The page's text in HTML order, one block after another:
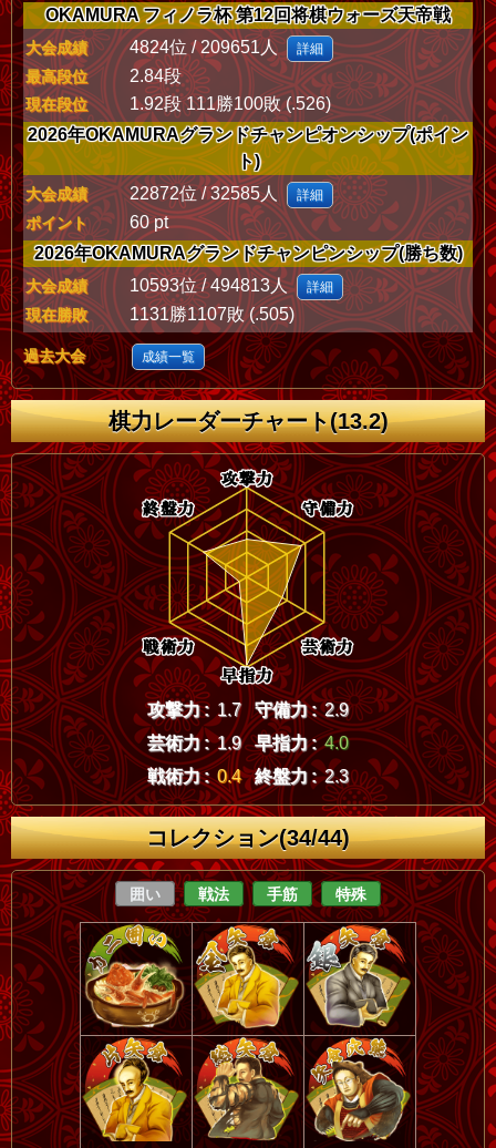
OKAMURA フィノラ杯 第12回将棋ウォーズ天帝戦
大会成績 4824位 / 209651人 詳細
最高段位 2.84段
現在段位
1.92段 111勝100敗 (.526)
2026年OKAMURAグランドチャンピオンシップ(ポイン
ト)
大会成績 22872位 / 32585人 詳細
ポイント
60 pt
2026年OKAMURAグランドチャンピンシップ(勝ち数)
大会成績 10593位 / 494813人 詳細
現在勝敗 1131勝1107敗 (.505)
過去大会 成績一覧
棋力レーダーチャート(13.2)
攻撃力 : 1.7 守備力 : 2.9
芸術力 : 1.9 早指力 : 4.0
戦術力 : 0.4 終盤力 : 2.3
コレクション(34/44)
囲い 戦法 手筋 特殊